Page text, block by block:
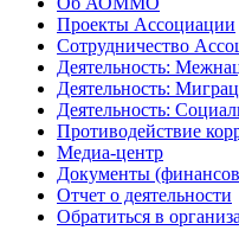
Проекты Ассоциации
Сотрудничество
Деятельность:
Деятельность:
Деятельность:
Противодействие
Медиа-центр
Документы
Отчет о деятельности
Обратиться в